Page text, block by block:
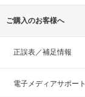
ご購入のお客様へ
正誤表／補足情報
電子メディアサポート